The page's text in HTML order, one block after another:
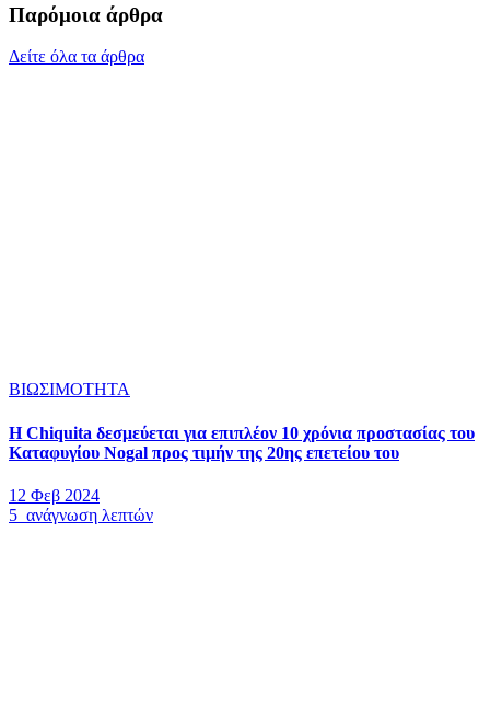
Παρόμοια άρθρα
Δείτε όλα τα άρθρα
ΒΙΩΣΙΜΟΤΗΤΑ
Η Chiquita δεσμεύεται για επιπλέον 10 χρόνια προστασίας του
Καταφυγίου Nogal προς τιμήν της 20ης επετείου του
12 Φεβ 2024
5 ανάγνωση λεπτών